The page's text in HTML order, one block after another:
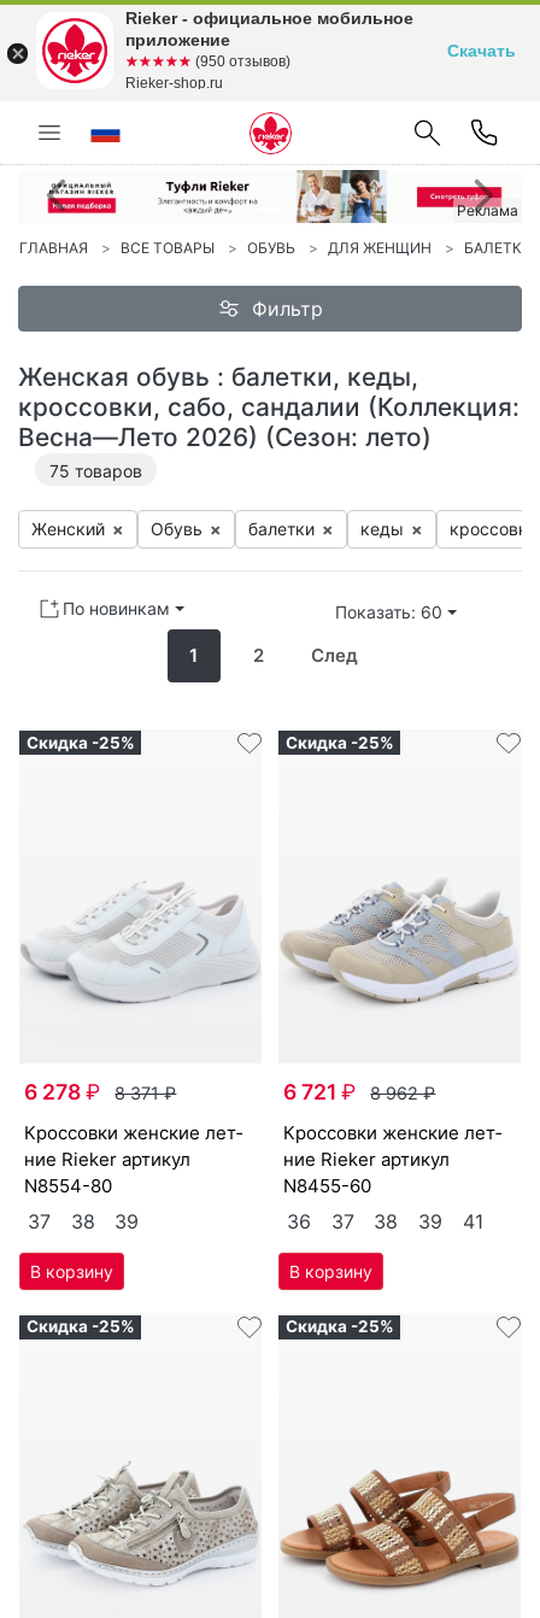
Реклама
Предыдущий
ГЛАВНАЯ ВСЕ ТОВАРЫ ОБУВЬ ДЛЯ ЖЕНЩИН
Фильтр
Женская обувь : балетки, кеды,
кроссовки, сабо, сандалии (Коллекция:
Весна—Лето 2026) (Сезон: лето)
75 товаров
Женский × Обувь × ба­лет­ки × ке­ды × крос­совки
По новинкам Показать: 60
1 2 След
Скидка -25%
6 278₽ 8 371₽
крос­совки женс­кие лет­
ние Ri­eker артикул
N8554-80
37 38 39
Скидка -25%
6 721₽ 8 962₽
крос­совки женс­кие лет­
ние Ri­eker артикул
N8455-60
36 37 38 39 41
Скидка -25% Скидка -25%
Rieker - официальное мобильное
приложение
☆☆☆☆☆
★★★★★ (950 отзывов)
Rieker-shop.ru
Скачать